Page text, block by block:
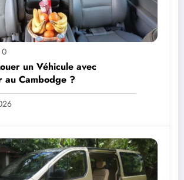
0
un Véhicule avec
au Cambodge ?